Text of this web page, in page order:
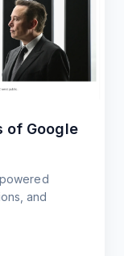
of Google
and